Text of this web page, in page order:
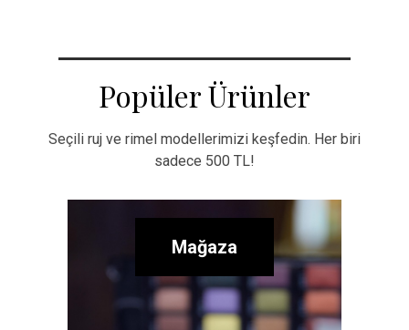
Popüler Ürünler
Seçili ruj ve rimel modellerimizi keşfedin. Her biri
sadece 500 TL!
Mağaza